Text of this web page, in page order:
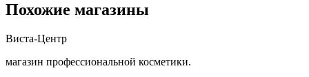
Похожие магазины
Виста-Центр
магазин профессиональной косметики.